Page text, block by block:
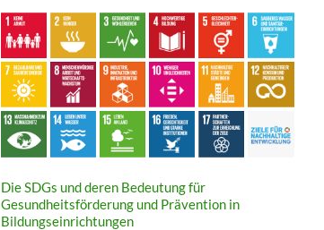
Die SDGs und deren Bedeutung für
Gesundheitsförderung und Prävention in
Bildungseinrichtungen